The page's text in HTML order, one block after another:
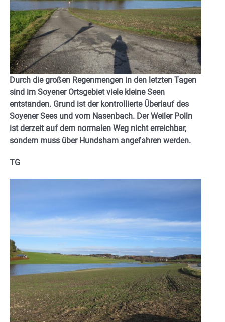
Durch die großen Regenmengen in den letzten Tagen
sind im Soyener Ortsgebiet viele kleine Seen
entstanden. Grund ist der kontrollierte Überlauf des
Soyener Sees und vom Nasenbach. Der Weiler Polln
ist derzeit auf dem normalen Weg nicht erreichbar,
sondern muss über Hundsham angefahren werden.
TG